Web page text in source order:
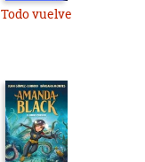
Todo vuelve